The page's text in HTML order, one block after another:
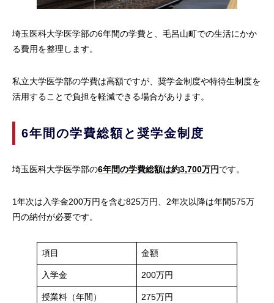
埼玉医科大学医学部の6年間の学費と、毛呂山町での生活にかか
る費用を整理します。
私立大学医学部の学費は高額ですが、奨学金制度や特待生制度を
活用することで負担を軽減できる場合があります。
6年間の学費総額と奨学金制度
埼玉医科大学医学部の6年間の学費総額は約3,700万円です。
1年次は入学金200万円を含む825万円、2年次以降は年間575万
円の納付が必要です。
項目 金額
入学金 200万円
授業料（年間） 275万円